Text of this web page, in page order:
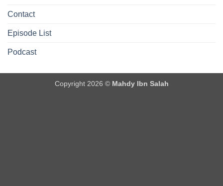
Contact
Episode List
Podcast
Copyright 2026 © Mahdy Ibn Salah